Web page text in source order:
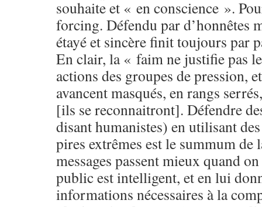
souhaite et « en conscience ».
forcing. Défendu par d’honnêtes
étayé et sincère finit toujours par
En clair, la « faim ne justifie pas
actions des groupes de pression,
avancent masqués, en rangs
[ils se reconnaitront]. Défendre
disant humanistes) en utilisant
pires extrêmes est le summum de
messages passent mieux quand
public est intelligent, et en lui
informations nécessaires à la